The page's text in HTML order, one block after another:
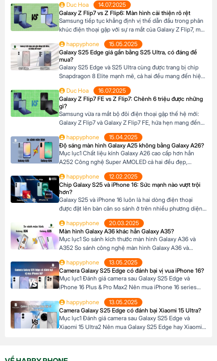
Duc Hoa
14.07.2025
Galaxy Z Flip7 vs Z Flip6: Màn hình cải thiện rõ rệt
Samsung tiếp tục khẳng định vị thế dẫn đầu trong phân
khúc điện thoại gập với sự ra mắt của Galaxy Z Flip7, một
Z Flip6. Nhưng liệu những cải tiến trên Z Flip7 có thực
sự đáng để bạn nâng cấp? Hãy […]
happyphone
15.05.2025
Galaxy S25 Edge giá gần bằng S25 Ultra, có đáng để
mua?
Galaxy S25 Edge và S25 Ultra cùng được trang bị chip
Snapdragon 8 Elite mạnh mẽ, cả hai đều mang đến hiệu
Tuy nhiên, mỗi phiên bản lại có những điểm khác biệt
riêng về thiết kế, camera, màn hình và giá bán […]
Duc Hoa
16.07.2025
Galaxy Z Flip7 FE vs Z Flip7: Chênh 6 triệu được những
gì?
Samsung vừa ra mắt bộ đôi điện thoại gập thế hệ mới:
Galaxy Z Flip7 và Galaxy Z Flip7 FE, hứa hẹn mang đến
Với mức giá chênh lệch khoảng 6 triệu đồng giữa hai
phiên bản, nhiều người dùng đang băn khoăn liệu […]
happyphone
15.04.2025
Độ sáng màn hình Galaxy A25 không bằng Galaxy A26?
Mục lục1 Chất liệu kính Galaxy A26 cao cấp hơn hẳn
A252 Công nghệ Super AMOLED cả hai đều đẹp,
quét 120Hz5 Độ sáng tối đa Galaxy A26 vượt trội hơn6
Độ phân giải, độ sâu màu7 Hỗ trợ HDR là điểm yếu
chung8 Nên […]
happyphone
12.02.2025
Chip Galaxy S25 và iPhone 16: Sức mạnh nào vượt trội
hơn?
Galaxy S25 và iPhone 16 luôn là hai dòng điện thoại
được đặt lên bàn cân so sánh ở trên nhiều phương diện
sánh hai con chip Snapdragon 8 Elite và Apple A18 trên
hai dòng điện thoại này với nhau. Mục lục1 […]
happyphone
20.03.2025
Màn hình Galaxy A36 khác hẳn Galaxy A35?
Mục lục1 So sánh kích thước màn hình Galaxy A36 và
A352 So sánh công nghệ màn hình Galaxy A36 và
A352.1 Công nghệ màn hình Super AMOLED và độ phân
giải2.2 So sánh độ sáng màn hình 3 Màn hình Galaxy
A36 có tốt hơn Galaxy A35? So sánh kích thước màn
hình Galaxy A36 […]
happyphone
13.05.2025
Camera Galaxy S25 Edge có đánh bại vị vua iPhone 16?
Mục lục1 Đánh giá camera sau Galaxy S25 Edge và
iPhone 16 Plus & Pro Max2 Nên mua iPhone 16 series
S25 Edge và iPhone 16 Plus & Pro Max Đánh giá camera
sau Galaxy S25 Edge và iPhone 16 Plus & Pro Max 1.
Camera […]
happyphone
13.05.2025
Camera Galaxy S25 Edge có đánh bại Xiaomi 15 Ultra?
Mục lục1 Đánh giá camera sau Galaxy S25 Edge và
Xiaomi 15 Ultra2 Nên mua Galaxy S25 Edge hay Xiaomi